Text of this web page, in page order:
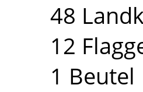
48
12
1 Beutel